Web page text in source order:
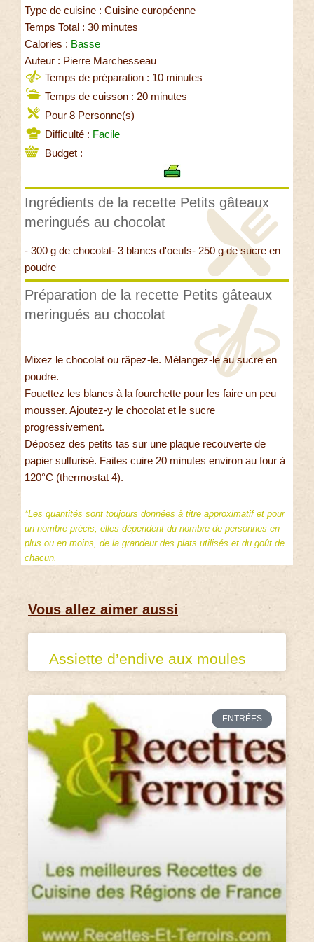
Type de cuisine : Cuisine européenne
Temps Total : 30 minutes
Calories : Basse
Auteur : Pierre Marchesseau
Temps de préparation : 10 minutes
Temps de cuisson : 20 minutes
Pour 8 Personne(s)
Difficulté : Facile
Budget :
Ingrédients de la recette Petits gâteaux
meringués au chocolat
- 300 g de chocolat- 3 blancs d'oeufs- 250 g de sucre en
poudre
Préparation de la recette Petits gâteaux
meringués au chocolat
Mixez le chocolat ou râpez-le. Mélangez-le au sucre en
poudre.
Fouettez les blancs à la fourchette pour les faire un peu
mousser. Ajoutez-y le chocolat et le sucre
progressivement.
Déposez des petits tas sur une plaque recouverte de
papier sulfurisé. Faites cuire 20 minutes environ au four à
120°C (thermostat 4).
*Les quantités sont toujours données à titre approximatif et pour
un nombre précis, elles dépendent du nombre de personnes en
plus ou en moins, de la grandeur des plats utilisés et du goût de
chacun.
Vous allez aimer aussi
Assiette d’endive aux moules
ENTRÉES